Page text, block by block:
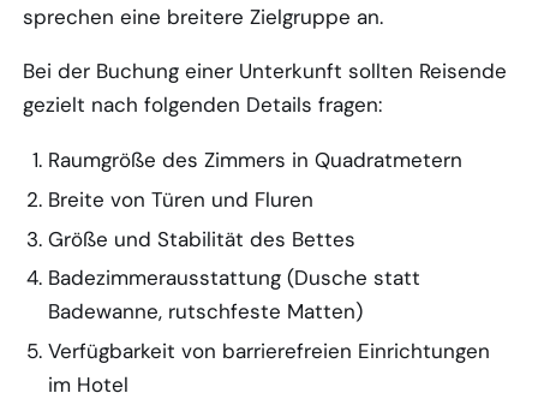
sprechen eine breitere Zielgruppe an.
Bei der Buchung einer Unterkunft sollten Reisende
gezielt nach folgenden Details fragen:
Raumgröße des Zimmers in Quadratmetern
Breite von Türen und Fluren
Größe und Stabilität des Bettes
Badezimmerausstattung (Dusche statt
Badewanne, rutschfeste Matten)
Verfügbarkeit von barrierefreien Einrichtungen
im Hotel